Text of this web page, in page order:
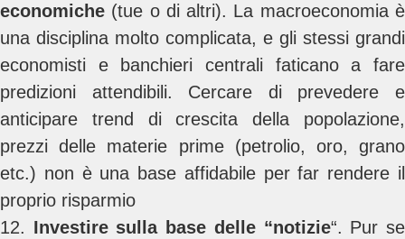
economiche (tue o di altri). La macroeconomia è
una disciplina molto complicata, e gli stessi grandi
economisti e banchieri centrali faticano a fare
predizioni attendibili. Cercare di prevedere e
anticipare trend di crescita della popolazione,
prezzi delle materie prime (petrolio, oro, grano
etc.) non è una base affidabile per far rendere il
proprio risparmio
12. Investire sulla base delle “notizie“. Pur se